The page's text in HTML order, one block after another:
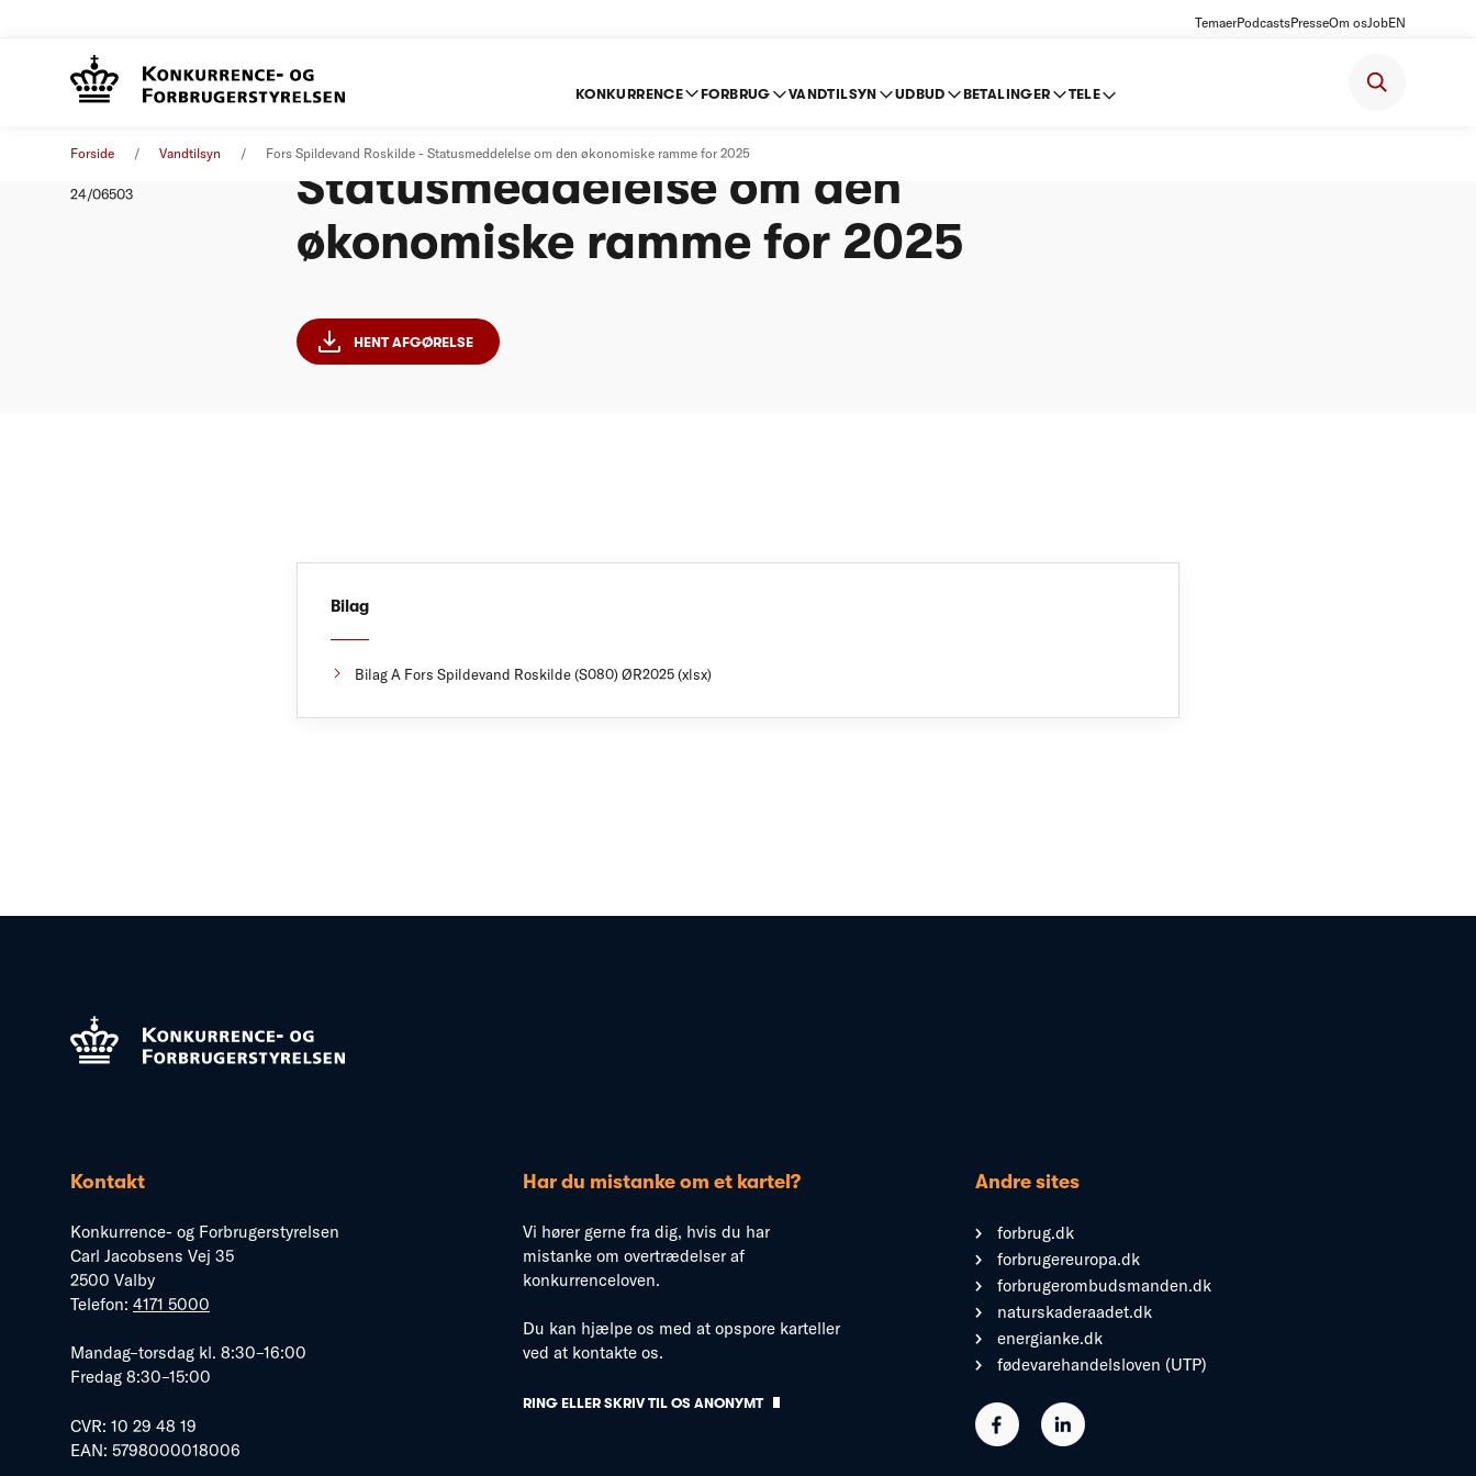
TemaerPodcastsPresseOm osJobEN
KONKURRENCE FORBRUG VANDTILSYN UDBUD BETALINGER TELE
Forside Vandtilsyn Fors Spildevand Roskilde - Statusmeddelelse om den økonomiske ramme for 2025
24/06503
Statusmeddelelse om den
økonomiske ramme for 2025
HENT AFGØRELSE
Bilag
Bilag A Fors Spildevand Roskilde (S080) ØR2025 (xlsx)
Kontakt
Konkurrence- og Forbrugerstyrelsen
Carl Jacobsens Vej 35
2500 Valby
Telefon: 4171 5000
Mandag–torsdag kl. 8:30–16:00
Fredag 8:30–15:00
CVR: 10 29 48 19
EAN: 5798000018006
Har du mistanke om et kartel?
Vi hører gerne fra dig, hvis du har
mistanke om overtrædelser af
konkurrenceloven.
Du kan hjælpe os med at opspore karteller
ved at kontakte os.
RING ELLER SKRIV TIL OS ANONYMT
Andre sites
forbrug.dk
forbrugereuropa.dk
forbrugerombudsmanden.dk
naturskaderaadet.dk
energianke.dk
fødevarehandelsloven (UTP)